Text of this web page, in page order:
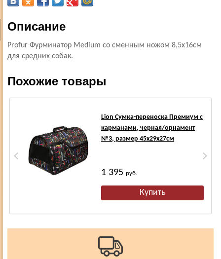
Описание
Profur Фурминатор Medium со сменным ножом 8,5х16см
для средних собак.
Похожие товары
Lion Сумка-переноска Премиум с
карманами, черная/орнамент
№3, размер 45х29х27см
1 395руб.